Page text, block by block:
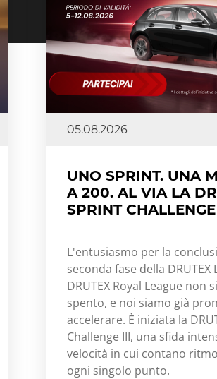
05.08.2026
UNO SPRINT. UNA
A 200. AL VIA LA
SPRINT
L'entusiasmo per la
seconda fase della DRUTEX
DRUTEX Royal League non
spento, e noi siamo già
accelerare. È iniziata la
Challenge III, una sfida
velocità in cui contano
ogni singolo punto.